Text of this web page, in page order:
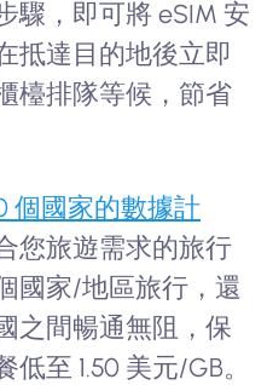
驟，即可將 eSIM 安
抵達目的地後立即
檯排隊等候，節省
個國家的數據計
您旅遊需求的旅行
國家/地區旅行，還
之間暢通無阻，保
至 1.50 美元/GB。